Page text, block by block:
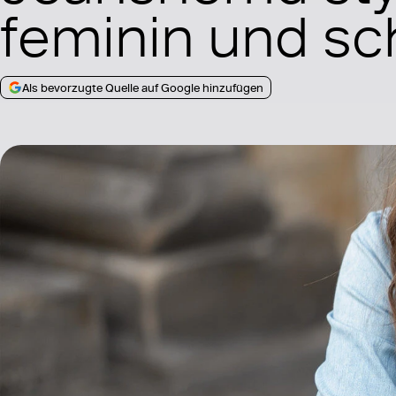
feminin und
Als bevorzugte Quelle auf Google hinzufügen